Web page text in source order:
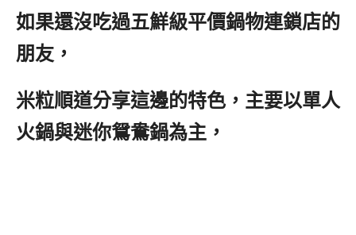
如果還沒吃過五鮮級平價鍋物連鎖店的
朋友，
米粒順道分享這邊的特色，主要以單人
火鍋與迷你鴛鴦鍋為主，